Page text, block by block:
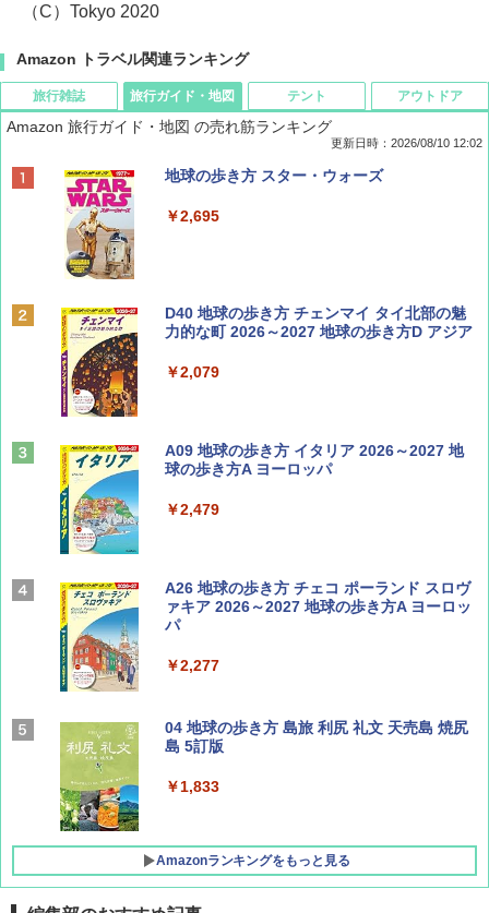
（C）Tokyo 2020
Amazon トラベル関連ランキング
旅行雑誌
BE-PAL(ビ-パル) 2026年 10 月号【特別付録:
BE-PAL(ビ-パル) 2026年 9 月号【特別付録:
SOTO ミニマル"旅"財布 ランダム2種】
￥1,500
ディズニーファン ２０２６年 ９月号 [雑
誌] (ＤＩＳＮＥＹ ＦＡＮ)
￥713
山と溪谷 2026年8月号「南アルプス大全」
￥1,540
サライ 2026年 9月号 [雑誌]
旅行ガイド・地図
Amazon 旅行ガイド・地図 の売れ筋ランキング
更新日時：2026/08/10 12:02
地球の歩き方 スター・ウォーズ
￥2,695
D40 地球の歩き方 チェンマイ タイ北部の魅
力的な町 2026～2027 地球の歩き方D アジア
￥2,079
A09 地球の歩き方 イタリア 2026～2027 地
球の歩き方A ヨーロッパ
￥2,479
A26 地球の歩き方 チェコ ポーランド スロヴ
ァキア 2026～2027 地球の歩き方A ヨーロッ
パ
￥2,277
04 地球の歩き方 島旅 利尻 礼文 天売島 焼尻
島 5訂版
￥1,833
Amazonランキングをもっと見る
テント アウトドア